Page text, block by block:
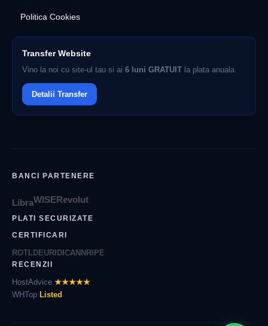
Politica Cookies
Transfer Website
Vino la noi cu site-ul tau si ai 6 luni GRATUIT la plata anuala.
Detalii Transfer
BANCI PARTENERE
LibraWISERevolut
PLATI SECURIZATE
CERTIFICARI
ROTLDEURIDICANNRIPE
RECENZII
HostAdvice ★★★★★
WHTop Listed